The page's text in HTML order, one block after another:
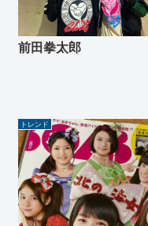
前田拳太郎
トレンド